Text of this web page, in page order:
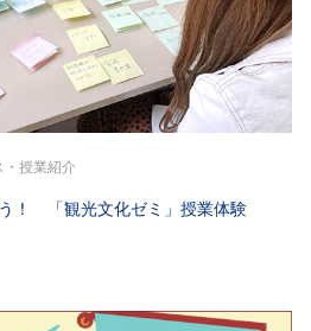
授業紹介
！ 「観光文化ゼミ」授業体験